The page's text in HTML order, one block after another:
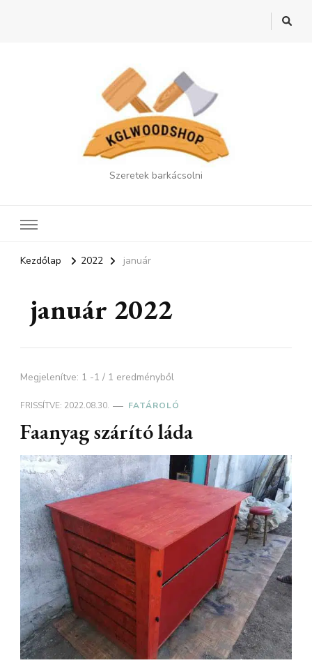
Szeretek barkácsolni
Kezdőlap 2022 január
január 2022
Megjelenítve: 1 -1 / 1 eredményből
FRISSÍTVE: 2022.08.30. FATÁROLÓ
Faanyag szárító láda